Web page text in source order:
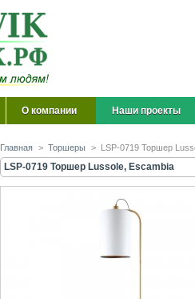
О компании Наши проекты
Главная > Торшеры > LSP-0719 Торшер
LSP-0719 Торшер Lussole, Escambia